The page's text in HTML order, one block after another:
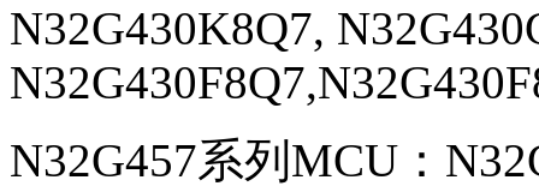
N32G430K8Q7,
N32G457系列MCU：